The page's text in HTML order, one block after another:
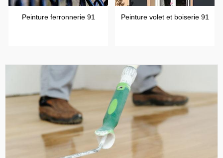
Peinture ferronnerie 91 Peinture volet et boiserie 91